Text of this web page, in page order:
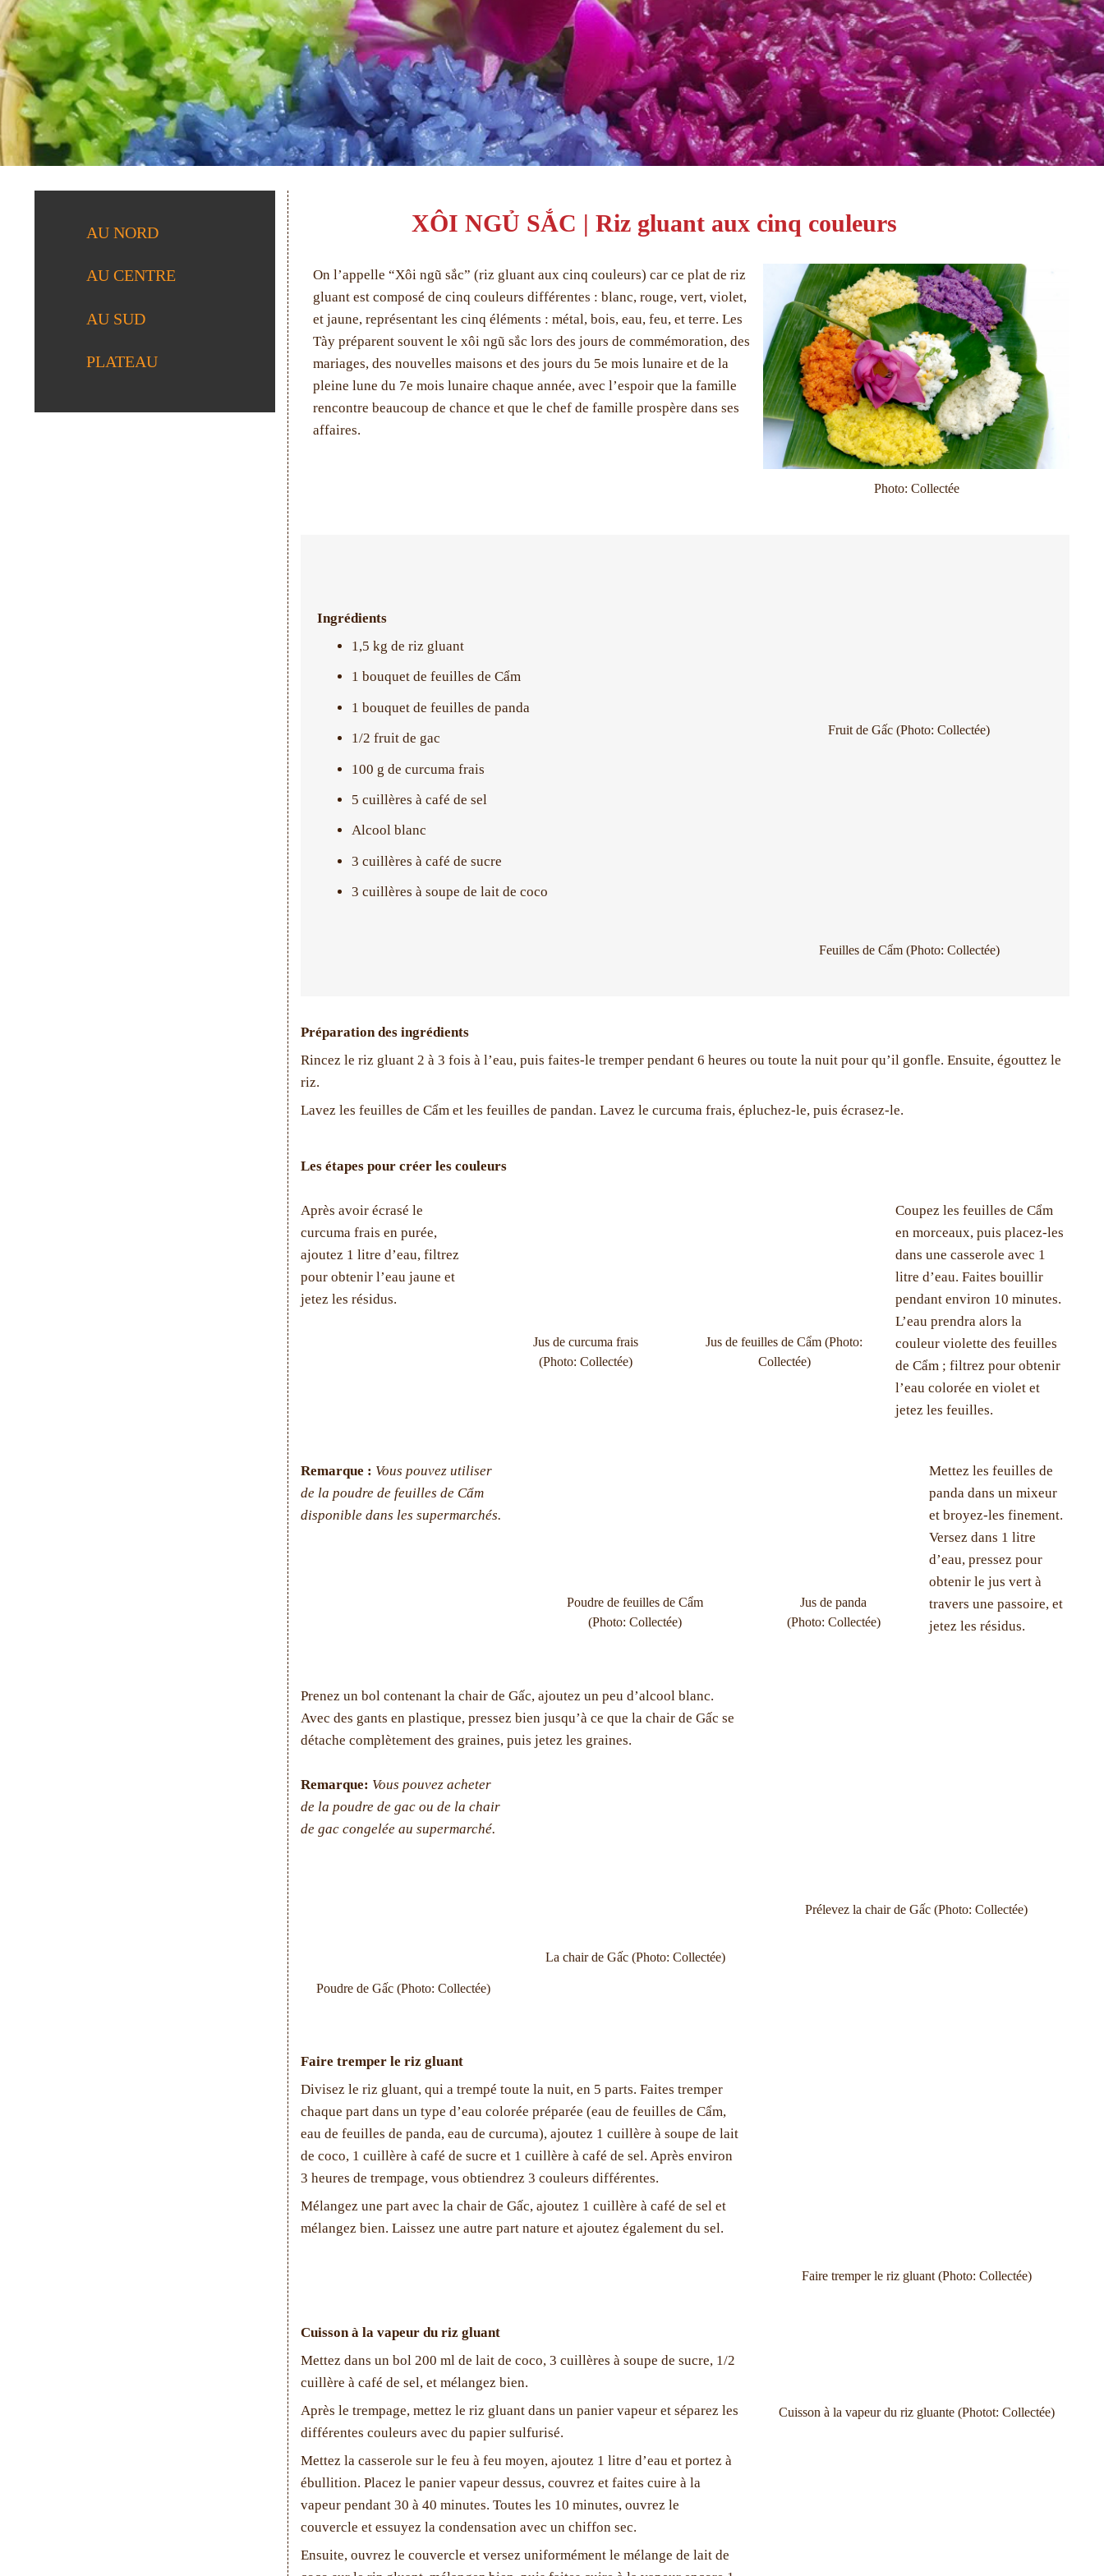
AU NORD
AU CENTRE
AU SUD
PLATEAU
XÔI NGỦ SẮC | Riz gluant aux cinq couleurs
On l’appelle “Xôi ngũ sắc” (riz gluant aux cinq couleurs) car ce plat de riz
gluant est composé de cinq couleurs différentes : blanc, rouge, vert, violet,
et jaune, représentant les cinq éléments : métal, bois, eau, feu, et terre. Les
Tày préparent souvent le xôi ngũ sắc lors des jours de commémoration, des
mariages, des nouvelles maisons et des jours du 5e mois lunaire et de la
pleine lune du 7e mois lunaire chaque année, avec l’espoir que la famille
rencontre beaucoup de chance et que le chef de famille prospère dans ses
affaires.
Photo: Collectée
Ingrédients
1,5 kg de riz gluant
1 bouquet de feuilles de Cẩm
1 bouquet de feuilles de panda
1/2 fruit de gac
100 g de curcuma frais
5 cuillères à café de sel
Alcool blanc
3 cuillères à café de sucre
3 cuillères à soupe de lait de coco
Fruit de Gấc (Photo: Collectée)
Feuilles de Cẩm (Photo: Collectée)
Préparation des ingrédients
Rincez le riz gluant 2 à 3 fois à l’eau, puis faites-le tremper pendant 6 heures ou toute la nuit pour qu’il gonfle. Ensuite, égouttez le
riz.
Lavez les feuilles de Cẩm et les feuilles de pandan. Lavez le curcuma frais, épluchez-le, puis écrasez-le.
Les étapes pour créer les couleurs
Après avoir écrasé le
curcuma frais en purée,
ajoutez 1 litre d’eau, filtrez
pour obtenir l’eau jaune et
jetez les résidus.
Jus de curcuma frais
(Photo: Collectée)
Jus de feuilles de Cẩm (Photo:
Collectée)
Coupez les feuilles de Cẩm
en morceaux, puis placez-les
dans une casserole avec 1
litre d’eau. Faites bouillir
pendant environ 10 minutes.
L’eau prendra alors la
couleur violette des feuilles
de Cẩm ; filtrez pour obtenir
l’eau colorée en violet et
jetez les feuilles.
Remarque : Vous pouvez utiliser
de la poudre de feuilles de Cẩm
disponible dans les supermarchés.
Poudre de feuilles de Cẩm
(Photo: Collectée)
Jus de panda
(Photo: Collectée)
Mettez les feuilles de
panda dans un mixeur
et broyez-les finement.
Versez dans 1 litre
d’eau, pressez pour
obtenir le jus vert à
travers une passoire, et
jetez les résidus.
Prenez un bol contenant la chair de Gấc, ajoutez un peu d’alcool blanc.
Avec des gants en plastique, pressez bien jusqu’à ce que la chair de Gấc se
détache complètement des graines, puis jetez les graines.
Remarque: Vous pouvez acheter
de la poudre de gac ou de la chair
de gac congelée au supermarché.
Poudre de Gấc (Photo: Collectée)
La chair de Gấc (Photo: Collectée)
Prélevez la chair de Gấc (Photo: Collectée)
Faire tremper le riz gluant
Divisez le riz gluant, qui a trempé toute la nuit, en 5 parts. Faites tremper
chaque part dans un type d’eau colorée préparée (eau de feuilles de Cẩm,
eau de feuilles de panda, eau de curcuma), ajoutez 1 cuillère à soupe de lait
de coco, 1 cuillère à café de sucre et 1 cuillère à café de sel. Après environ
3 heures de trempage, vous obtiendrez 3 couleurs différentes.
Mélangez une part avec la chair de Gấc, ajoutez 1 cuillère à café de sel et
mélangez bien. Laissez une autre part nature et ajoutez également du sel.
Faire tremper le riz gluant (Photo: Collectée)
Cuisson à la vapeur du riz gluant
Mettez dans un bol 200 ml de lait de coco, 3 cuillères à soupe de sucre, 1/2
cuillère à café de sel, et mélangez bien.
Après le trempage, mettez le riz gluant dans un panier vapeur et séparez les
différentes couleurs avec du papier sulfurisé.
Mettez la casserole sur le feu à feu moyen, ajoutez 1 litre d’eau et portez à
ébullition. Placez le panier vapeur dessus, couvrez et faites cuire à la
vapeur pendant 30 à 40 minutes. Toutes les 10 minutes, ouvrez le
couvercle et essuyez la condensation avec un chiffon sec.
Ensuite, ouvrez le couvercle et versez uniformément le mélange de lait de
Cuisson à la vapeur du riz gluante (Photot: Collectée)